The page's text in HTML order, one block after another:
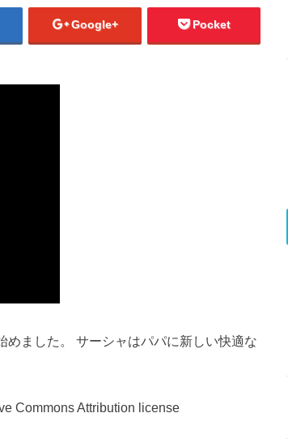
Google+ Pocket
ました。 サーシャはパパに新しい快適な
Commons Attribution license